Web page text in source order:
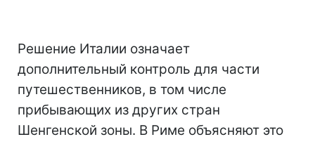
Решение Италии означает
дополнительный контроль для части
путешественников, в том числе
прибывающих из других стран
Шенгенской зоны. В Риме объясняют это